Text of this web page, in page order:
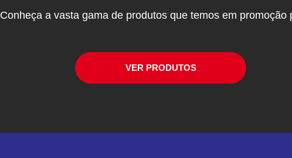
Conheça a vasta gama de produtos que temos em promoção
VER PRODUTOS